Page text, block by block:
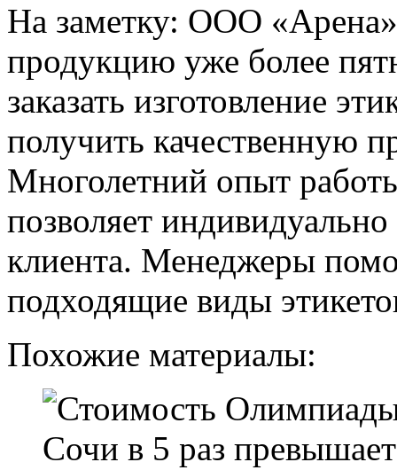
На заметку: ООО «Арена»
продукцию уже более
заказать изготовление
получить качественную
Многолетний опыт
позволяет
клиента. Менеджеры
подходящие виды
Похожие материалы: